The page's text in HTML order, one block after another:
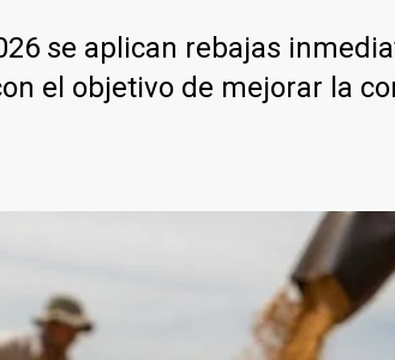
se aplican rebajas
el objetivo de mejorar la